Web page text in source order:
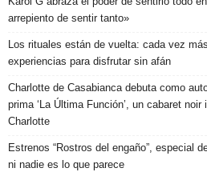
arrepiento de sentir tanto»
Los rituales están de vuelta: cada vez
experiencias para disfrutar sin afán
Charlotte de Casabianca debuta como
prima ‘La Última Función’, un cabaret
Charlotte
Estrenos “Rostros del engaño”, especial
ni nadie es lo que parece